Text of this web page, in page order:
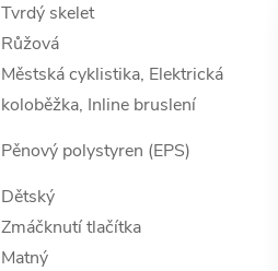
Tvrdý skelet
Růžová
Městská cyklistika, Elektrická
koloběžka, Inline bruslení
Pěnový polystyren (EPS)
Dětský
Zmáčknutí tlačítka
Matný